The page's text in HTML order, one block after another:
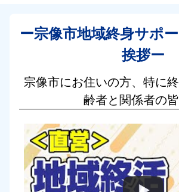
ー宗像市地域終身サポ
挨拶ー
宗像市にお住いの方、特に
齢者と関係者の